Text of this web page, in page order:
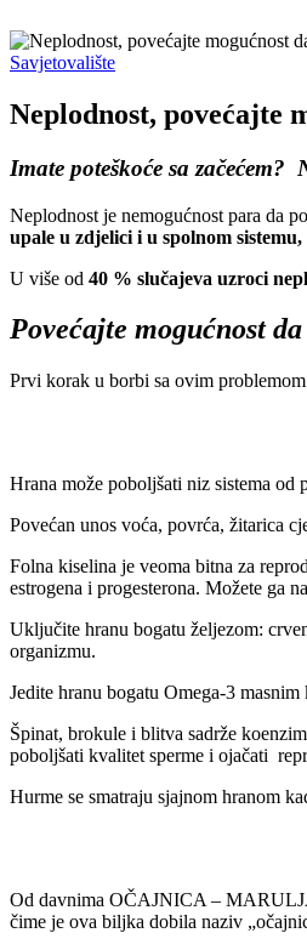
Savjetovalište
Neplodnost, povećajte
Imate poteškoće sa začećem?
Neplodnost je nemogućnost para da
upale u zdjelici i u spolnom
U više od 40 % slučajeva uzroci
Povećajte mogućnost
Prvi korak u borbi sa ovim problemom
Hrana može poboljšati niz sistema
Povećan unos voća, povrća, žitarica
Folna kiselina je veoma bitna za
estrogena i progesterona. Možete ga
Uključite hranu bogatu željezom:
organizmu.
Jedite hranu bogatu Omega-3
Špinat, brokule i blitva sadrže
poboljšati kvalitet sperme i ojačati
Hurme se smatraju sjajnom hranom
Od davnima OČAJNICA –
čime je ova biljka dobila naziv